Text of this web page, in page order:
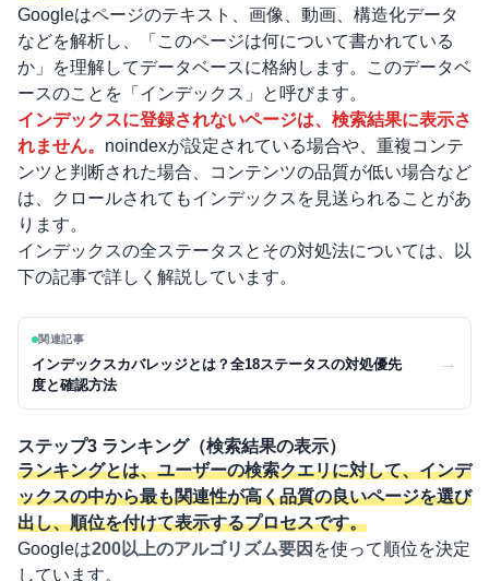
Googleはページのテキスト、画像、動画、構造化データ
などを解析し、「このページは何について書かれている
か」を理解してデータベースに格納します。このデータベ
ースのことを「インデックス」と呼びます。
インデックスに登録されないページは、検索結果に表示さ
れません。 noindexが設定されている場合や、重複コンテ
ンツと判断された場合、コンテンツの品質が低い場合など
は、クロールされてもインデックスを見送られることがあ
ります。
インデックスの全ステータスとその対処法については、以
下の記事で詳しく解説しています。
関連記事
インデックスカバレッジとは？全18ステータスの対処優先
度と確認方法
→
ステップ3 ランキング（検索結果の表示）
ランキングとは、ユーザーの検索クエリに対して、インデ
ックスの中から最も関連性が高く品質の良いページを選び
出し、順位を付けて表示するプロセスです。
Googleは200以上のアルゴリズム要因 を使って順位を決定
しています。